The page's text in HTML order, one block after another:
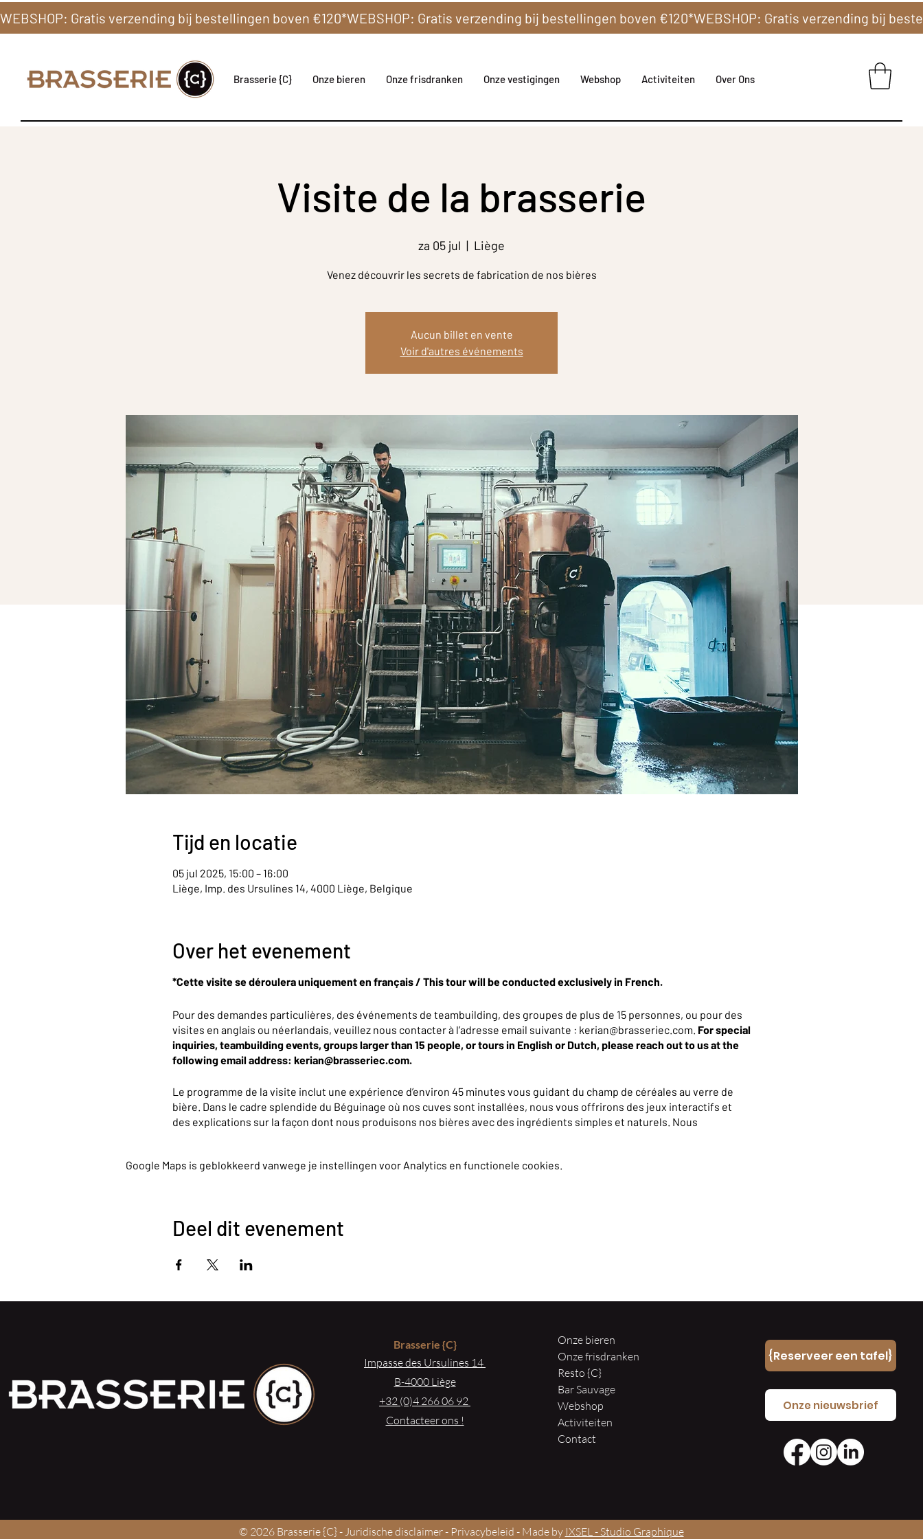
Brasserie {C} Onze bieren Onze frisdranken Onze vestigingen Webshop Activiteiten Over Ons
Visite de la brasserie
za 05 jul
  |
Liège
Venez découvrir les secrets de fabrication de nos bières
Aucun billet en vente
Voir d'autres événements
Tijd en locatie
05 jul 2025, 15:00 – 16:00
Liège, Imp. des Ursulines 14, 4000 Liège, Belgique
Over het evenement
*Cette visite se déroulera uniquement en français / This tour will be conducted exclusively in French.
Pour des demandes particulières, des événements de teambuilding, des groupes de plus de 15 personnes, ou pour des
visites en anglais ou néerlandais, veuillez nous contacter à l’adresse email suivante : kerian@brasseriec.com. For special
inquiries, teambuilding events, groups larger than 15 people, or tours in English or Dutch, please reach out to us at the
following email address: kerian@brasseriec.com.
Le programme de la visite inclut une expérience d’environ 45 minutes vous guidant du champ de céréales au verre de
bière. Dans le cadre splendide du Béguinage où nos cuves sont installées, nous vous offrirons des jeux interactifs et
des explications sur la façon dont nous produisons nos bières avec des ingrédients simples et naturels. Nous
Google Maps is geblokkeerd vanwege je instellingen voor Analytics en functionele cookies.
Deel dit evenement
Brasserie{C}
Impasse des Ursulines 14
B-4000 Liège
+32 (0)4 266 06 92
Contacteer ons !
Onze bieren
Onze frisdranken
Resto {C}
Bar Sauvage
Webshop
Activiteiten
Contact
{Reserveer een tafel}
Onze nieuwsbrief
© 2026 Brasserie {C} -Juridische disclaimer- Privacybeleid - Made by IXSEL - Studio Graphique